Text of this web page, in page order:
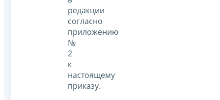
редакции
согласно
приложению
№
2
к
настоящему
приказу.